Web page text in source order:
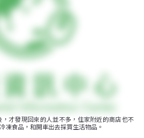
才發現回來的人並不多，住家附近的商店也不
凍食品，和開車出去採買生活物品。